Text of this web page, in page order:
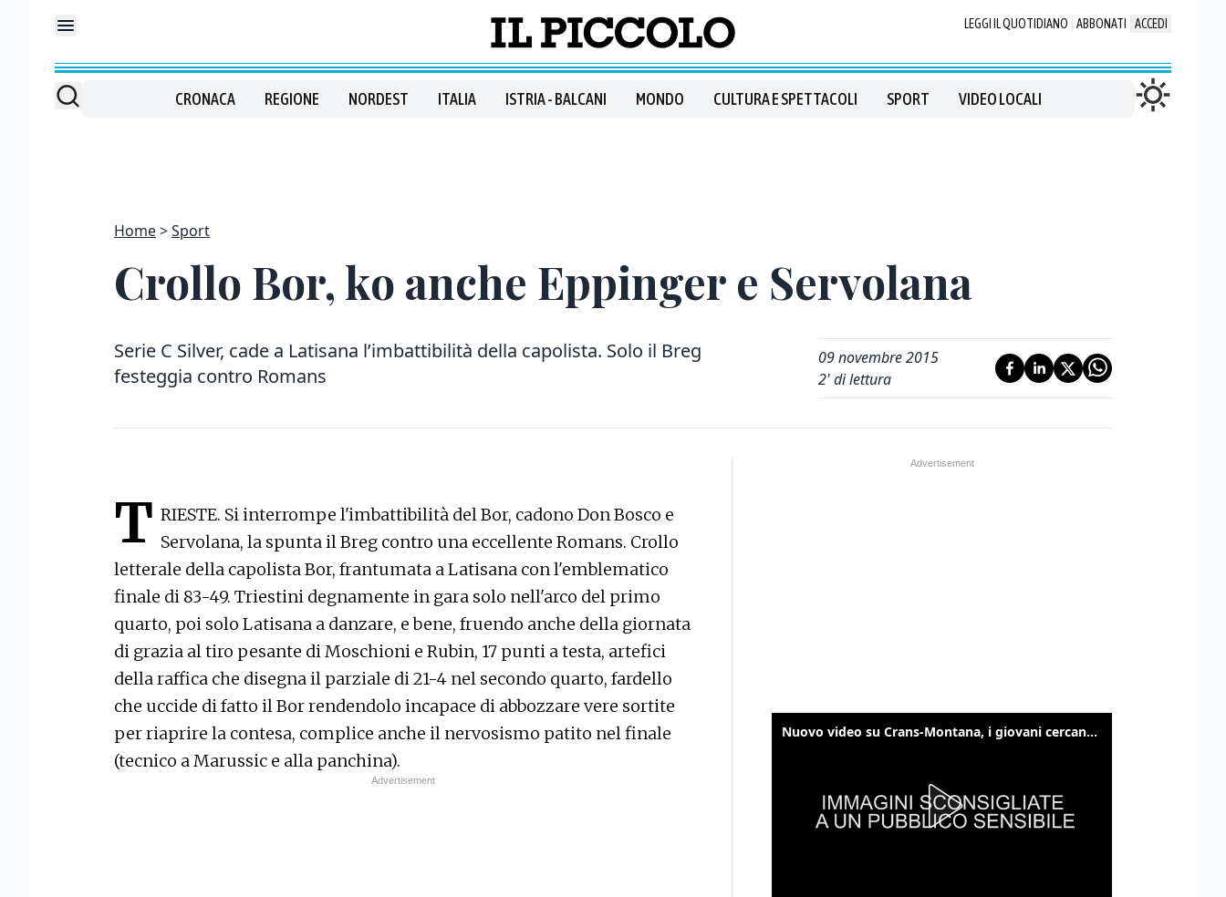
LEGGI IL QUOTIDIANO ABBONATI ACCEDI
CRONACA REGIONE NORDEST ITALIA ISTRIA - BALCANI MONDO CULTURA E SPETTACOLI SPORT VIDEO LOCALI
Home Sport
Crollo Bor, ko anche Eppinger e Servolana
Serie C Silver, cade a Latisana l’imbattibilità della capolista. Solo il Breg
festeggia contro Romans
09 novembre 2015
2' di lettura
T RIESTE. Si interrompe l'imbattibilità del Bor, cadono Don Bosco e
Servolana, la spunta il Breg contro una eccellente Romans. Crollo
letterale della capolista Bor, frantumata a Latisana con l'emblematico
finale di 83-49. Triestini degnamente in gara solo nell'arco del primo
quarto, poi solo Latisana a danzare, e bene, fruendo anche della giornata
di grazia al tiro pesante di Moschioni e Rubin, 17 punti a testa, artefici
della raffica che disegna il parziale di 21-4 nel secondo quarto, fardello
che uccide di fatto il Bor rendendolo incapace di abbozzare vere sortite
per riaprire la contesa, complice anche il nervosismo patito nel finale
(tecnico a Marussic e alla panchina).
Nuovo video su Crans-Montana, i giovani cercano di sfondare le vetrate